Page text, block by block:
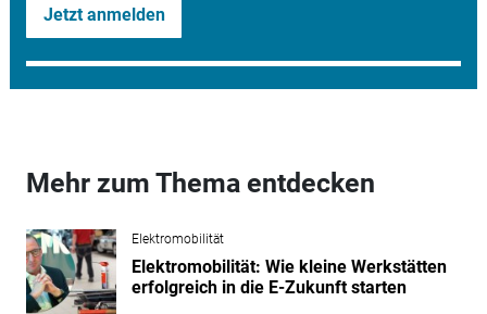
Jetzt anmelden
Mehr zum Thema entdecken
Elektromobilität
Elektromobilität: Wie kleine Werkstätten
erfolgreich in die E-Zukunft starten